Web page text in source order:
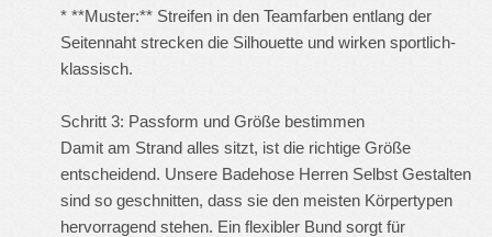
* **Muster:** Streifen in den Teamfarben entlang der
Seitennaht strecken die Silhouette und wirken sportlich-
klassisch.
Schritt 3: Passform und Größe bestimmen
Damit am Strand alles sitzt, ist die richtige Größe
entscheidend. Unsere Badehose Herren Selbst Gestalten
sind so geschnitten, dass sie den meisten Körpertypen
hervorragend stehen. Ein flexibler Bund sorgt für